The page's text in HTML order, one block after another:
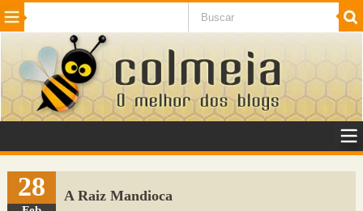
Beleza Cinema e TV
Internet Jogos NotÃ­cias SaÃºde
VeÃ­culos Adulto
Sugerir Link
Adicionar Blog
28 A Raiz Mandioca